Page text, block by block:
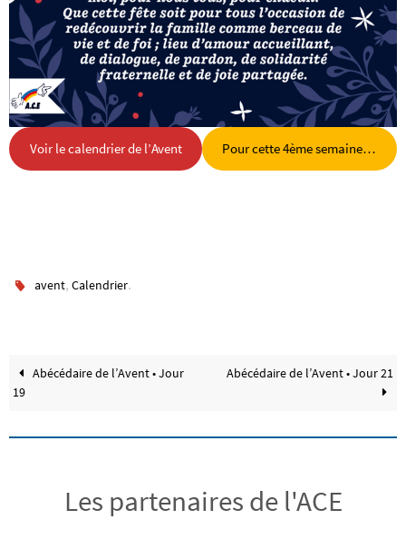
Voir le calendrier de l’Avent Pour cette 4ème semaine…
avent,Calendrier.
Abécédaire de l’Avent • Jour
19
Abécédaire de l’Avent • Jour 21
Les partenaires de l'ACE